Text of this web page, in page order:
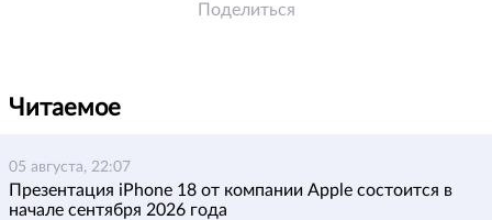
Поделиться
Читаемое
05 августа, 22:07
Презентация iPhone 18 от компании Apple состоится в
начале сентября 2026 года